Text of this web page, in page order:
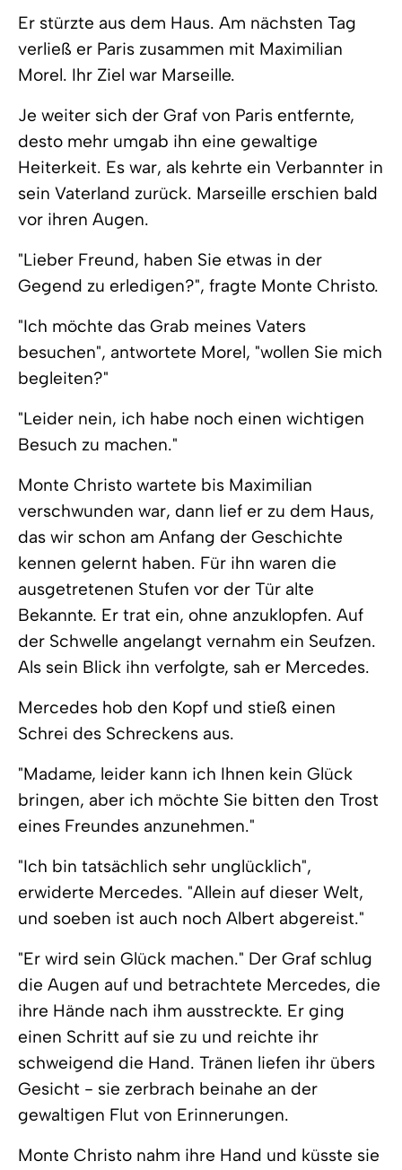
Er stürzte aus dem Haus. Am nächsten Tag
verließ er Paris zusammen mit Maximilian
Morel. Ihr Ziel war Marseille.
Je weiter sich der Graf von Paris entfernte,
desto mehr umgab ihn eine gewaltige
Heiterkeit. Es war, als kehrte ein Verbannter in
sein Vaterland zurück. Marseille erschien bald
vor ihren Augen.
"Lieber Freund, haben Sie etwas in der
Gegend zu erledigen?", fragte Monte Christo.
"Ich möchte das Grab meines Vaters
besuchen", antwortete Morel, "wollen Sie mich
begleiten?"
"Leider nein, ich habe noch einen wichtigen
Besuch zu machen."
Monte Christo wartete bis Maximilian
verschwunden war, dann lief er zu dem Haus,
das wir schon am Anfang der Geschichte
kennen gelernt haben. Für ihn waren die
ausgetretenen Stufen vor der Tür alte
Bekannte. Er trat ein, ohne anzuklopfen. Auf
der Schwelle angelangt vernahm ein Seufzen.
Als sein Blick ihn verfolgte, sah er Mercedes.
Mercedes hob den Kopf und stieß einen
Schrei des Schreckens aus.
"Madame, leider kann ich Ihnen kein Glück
bringen, aber ich möchte Sie bitten den Trost
eines Freundes anzunehmen."
"Ich bin tatsächlich sehr unglücklich",
erwiderte Mercedes. "Allein auf dieser Welt,
und soeben ist auch noch Albert abgereist."
"Er wird sein Glück machen." Der Graf schlug
die Augen auf und betrachtete Mercedes, die
ihre Hände nach ihm ausstreckte. Er ging
einen Schritt auf sie zu und reichte ihr
schweigend die Hand. Tränen liefen ihr übers
Gesicht - sie zerbrach beinahe an der
gewaltigen Flut von Erinnerungen.
Monte Christo nahm ihre Hand und küsste sie